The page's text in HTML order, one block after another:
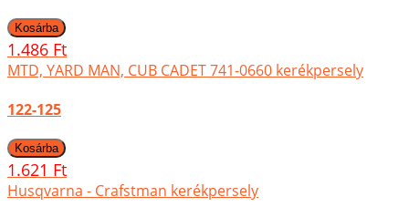
1.486 Ft
MTD, YARD MAN, CUB CADET 741-0660 kerékpersely
122-125
1.621 Ft
Husqvarna - Crafstman kerékpersely